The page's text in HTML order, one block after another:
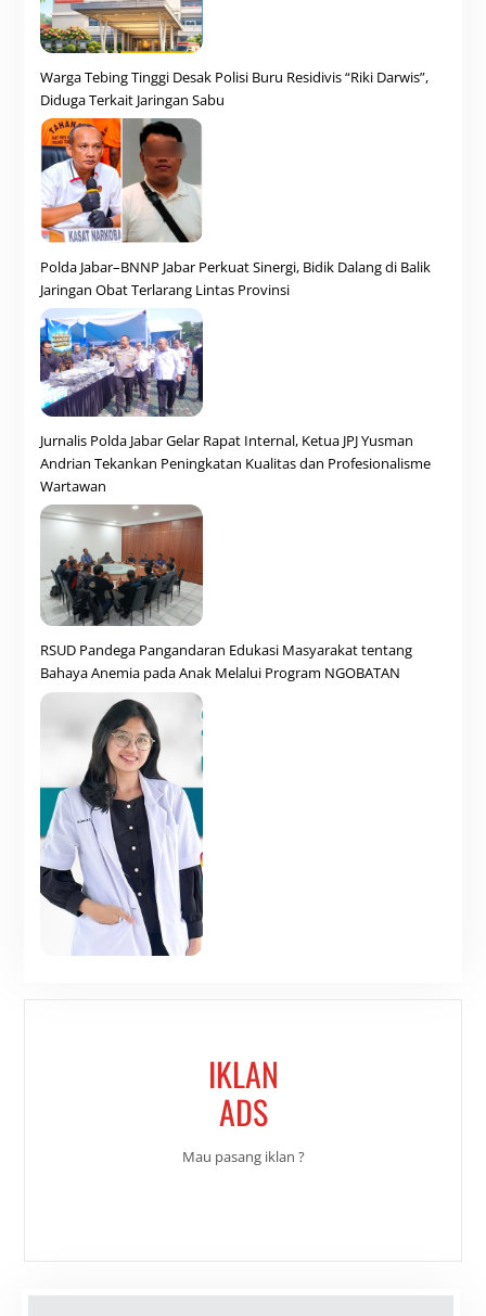
Warga Tebing Tinggi Desak Polisi Buru Residivis “Riki Darwis”,
Diduga Terkait Jaringan Sabu
Polda Jabar–BNNP Jabar Perkuat Sinergi, Bidik Dalang di Balik
Jaringan Obat Terlarang Lintas Provinsi
Jurnalis Polda Jabar Gelar Rapat Internal, Ketua JPJ Yusman
Andrian Tekankan Peningkatan Kualitas dan Profesionalisme
Wartawan
RSUD Pandega Pangandaran Edukasi Masyarakat tentang
Bahaya Anemia pada Anak Melalui Program NGOBATAN
IKLAN
ADS
Mau pasang iklan ?